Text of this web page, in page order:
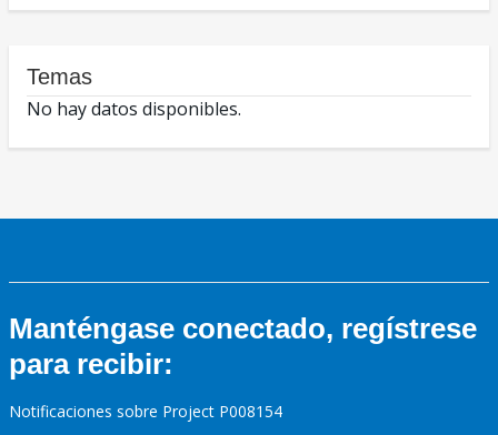
Temas
No hay datos disponibles.
Manténgase conectado, regístrese
para recibir:
Notificaciones sobre Project P008154